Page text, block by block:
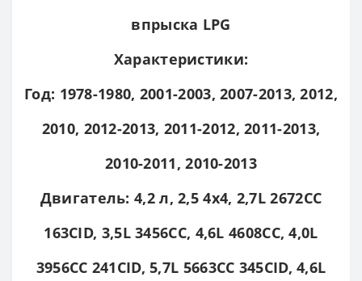
впрыска LPG
Характеристики:
Год: 1978-1980, 2001-2003, 2007-2013, 2012,
2010, 2012-2013, 2011-2012, 2011-2013,
2010-2011, 2010-2013
Двигатель: 4,2 л, 2,5 4x4, 2,7L 2672CC
163CID, 3,5L 3456CC, 4,6L 4608CC, 4,0L
3956CC 241CID, 5,7L 5663CC 345CID, 4,6L